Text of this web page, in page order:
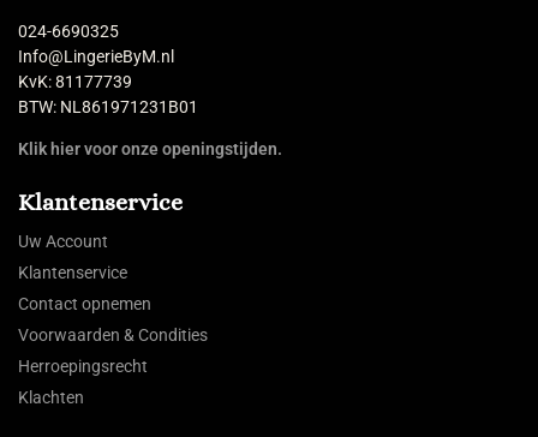
024-6690325
Info@LingerieByM.nl
KvK: 81177739
BTW: NL861971231B01
Klik hier voor onze openingstijden.
Klantenservice
Uw Account
Klantenservice
Contact opnemen
Voorwaarden & Condities
Herroepingsrecht
Klachten